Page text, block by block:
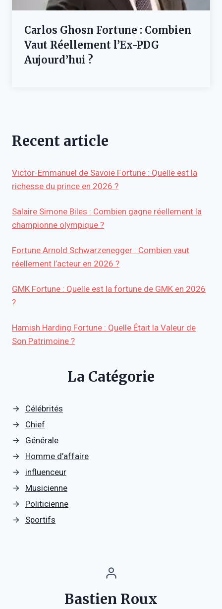
Carlos Ghosn Fortune : Combien
Vaut Réellement l’Ex-PDG
Aujourd’hui ?
Recent article
Victor-Emmanuel de Savoie Fortune : Quelle est la
richesse du prince en 2026 ?
Salaire Simone Biles : Combien gagne réellement la
championne olympique ?
Fortune Arnold Schwarzenegger : Combien vaut
réellement l’acteur en 2026 ?
GMK Fortune : Quelle est la fortune de GMK en 2026
?
Hamish Harding Fortune : Quelle Était la Valeur de
Son Patrimoine ?
La Catégorie
Célébrités
Chief
Générale
Homme d’affaire
influenceur
Musicienne
Politicienne
Sportifs
Bastien Roux